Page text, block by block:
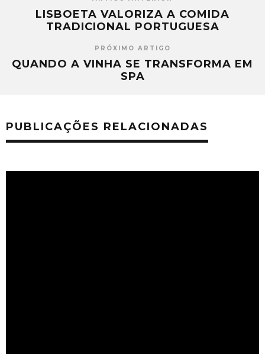
LISBOETA VALORIZA A COMIDA
TRADICIONAL PORTUGUESA
PRÓXIMO ARTIGO
QUANDO A VINHA SE TRANSFORMA EM
SPA
PUBLICAÇÕES RELACIONADAS